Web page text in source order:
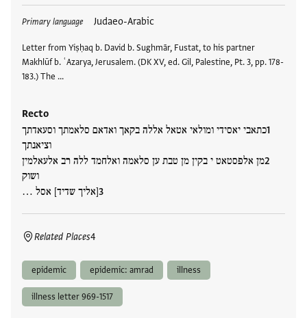
Primary language Judaeo-Arabic
Letter from Yiṣḥaq b. David b. Sughmār, Fustat, to his partner
Makhlūf b. ʿAzarya, Jerusalem. (DK XV, ed. Gil, Palestine, Pt. 3, pp. 178-
183.) The …
Recto
כתאבי יאסידי ומולאי אטאל אללה בקאך ואדאם סלאמתך וסעאדתך
וציאנתך
מן אלפסטאט י בקין מן טבת ען סלאמה ואלחמד ללה רב אלעאלמין
ושוק
[אליך שדיד] אסל …
Related Places4
Tags
epidemic epidemic: amrad illness
illness letter 969-1517